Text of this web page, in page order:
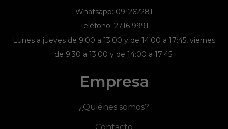
Whatsapp: 091262281
Teléfono: 2716 9991
Lunes a jueves de 9:00 a 13:00 y de 14:00 a 17:45, viernes
de 9:30 a 13:00 y de 14:00 a 17:45.
Empresa
¿Quiénes somos?